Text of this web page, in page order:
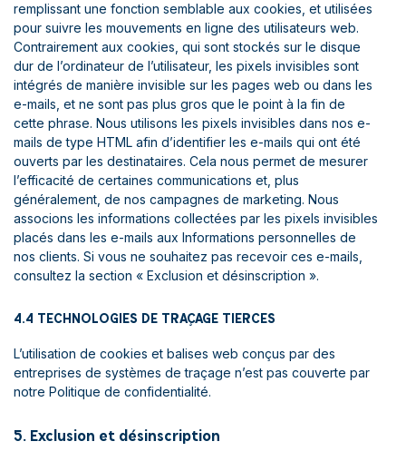
remplissant une fonction semblable aux cookies, et utilisées
pour suivre les mouvements en ligne des utilisateurs web.
Contrairement aux cookies, qui sont stockés sur le disque
dur de l’ordinateur de l’utilisateur, les pixels invisibles sont
intégrés de manière invisible sur les pages web ou dans les
e-mails, et ne sont pas plus gros que le point à la fin de
cette phrase. Nous utilisons les pixels invisibles dans nos e-
mails de type HTML afin d’identifier les e-mails qui ont été
ouverts par les destinataires. Cela nous permet de mesurer
l’efficacité de certaines communications et, plus
généralement, de nos campagnes de marketing. Nous
associons les informations collectées par les pixels invisibles
placés dans les e-mails aux Informations personnelles de
nos clients. Si vous ne souhaitez pas recevoir ces e-mails,
consultez la section « Exclusion et désinscription ».
4.4 TECHNOLOGIES DE TRAÇAGE TIERCES
L’utilisation de cookies et balises web conçus par des
entreprises de systèmes de traçage n’est pas couverte par
notre Politique de confidentialité.
5. Exclusion et désinscription